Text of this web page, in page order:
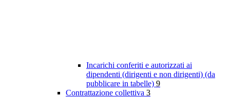
Incarichi conferiti e autorizzati ai
dipendenti (dirigenti e non dirigenti) (da
pubblicare in tabelle) 9
Contrattazione collettiva 3